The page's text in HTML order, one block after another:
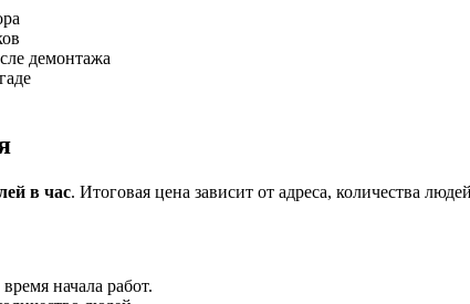
демонтажа
в час. Итоговая цена зависит от адреса, количества
начала работ.